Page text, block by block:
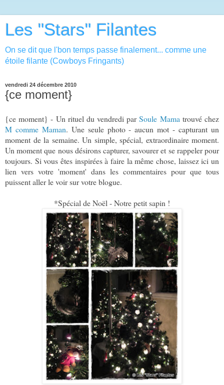
Les "Stars" Filantes
On se dit que l'bon temps passe finalement... comme une
étoile filante (Cowboys Fringants)
vendredi 24 décembre 2010
{ce moment}
{ce moment} - Un rituel du vendredi parSoule Mama trouvé chez
M comme Maman. Une seule photo - aucun mot - capturant un
moment de la semaine. Un simple, spécial, extraordinaire moment.
Un moment que nous désirons capturer, savourer et se rappeler pour
toujours. Si vous êtes inspirées à faire la même chose, laissez ici un
lien vers votre 'moment' dans les commentaires pour que tous
puissent aller le voir sur votre blogue.
*Spécial de Noël - Notre petit sapin !